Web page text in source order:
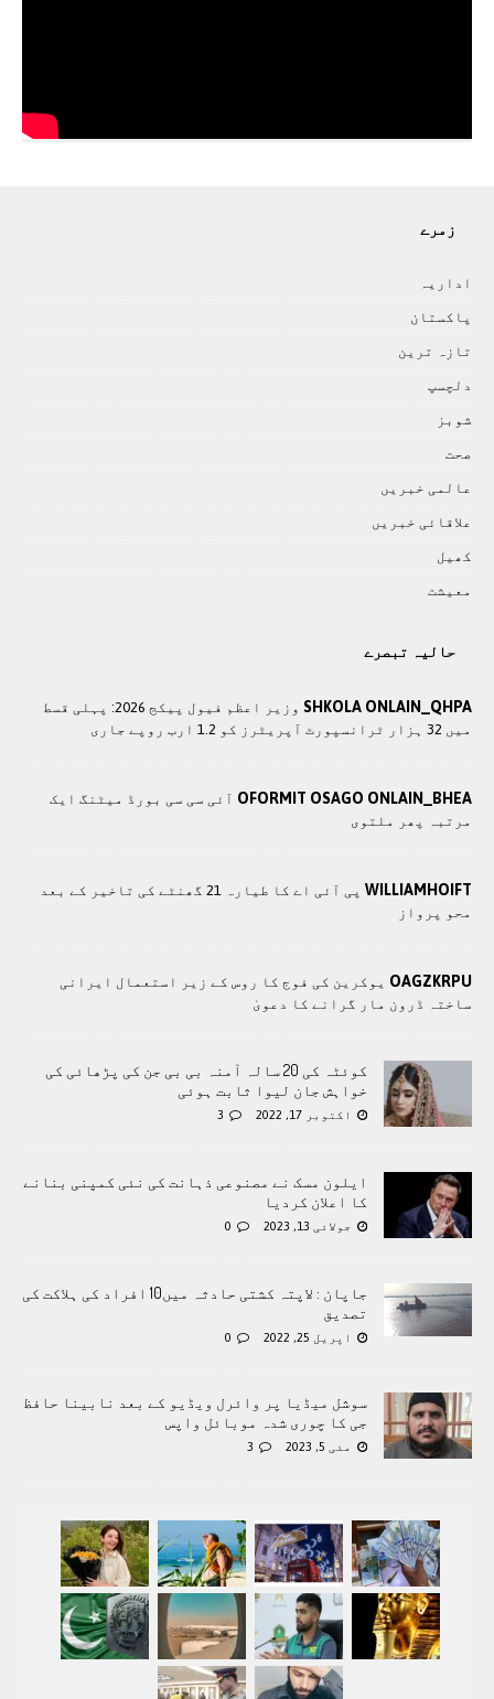
زمرے
اداريہ
پاکستان
تازہ ترين
دلچسپ
شوبز
صحت
عالمی خبريں
علاقائی خبريں
کھيل
معيشت
حالیہ تبصرے
SHKOLA ONLAIN_QHPA
وزير اعظم فیول پیکج 2026: پہلی قسط
میں 32 ہزار ٹرانسپورٹ آپریٹرز کو 1.2 ارب روپے جاری
OFORMIT OSAGO ONLAIN_BHEA آئی سی سی بورڈ میٹنگ ایک
مرتبہ پھر ملتوی
WILLIAMHOIFT
پی آئی اے کا طیارہ 21 گھنٹے کی تاخیر کے بعد
محو پرواز
OAGZKRPU یوکرین کی فوج کا روس کے زیر استعمال ایرانی
ساختہ ڈرون مار گرانے کا دعویٰ
کوئٹہ کی 20 سالہ آمنہ بی بی جن کی پڑھائی کی
خواہش جان لیوا ثابت ہوئی
اکتوبر 17, 2022 3
ایلون مسک نے مصنوعی ذہانت کی نئی کمپنی بنانے
کا اعلان کردیا
جولائی 13, 2023 0
جاپان : لاپتہ کشتی حادثہ میں10 افراد کی ہلاکت کی
تصدیق
اپریل 25, 2022 0
سوشل میڈیا پر وائرل ویڈیو کے بعد نابینا حافظ
جی کا چوری شدہ موبائل واپس
مئی 5, 2023 3